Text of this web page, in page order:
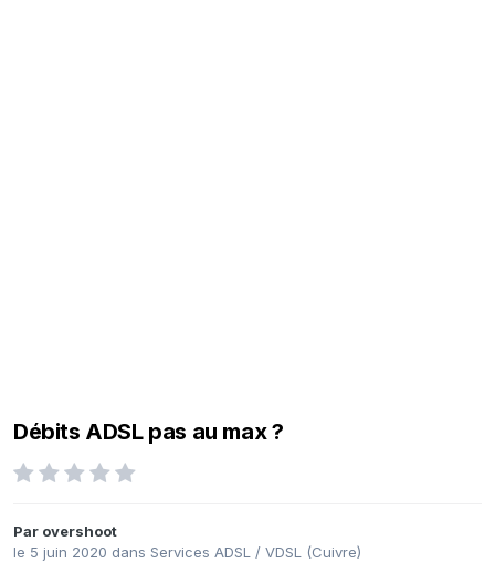
Débits ADSL pas au max ?
Par overshoot
le 5 juin 2020 dans Services ADSL / VDSL (Cuivre)